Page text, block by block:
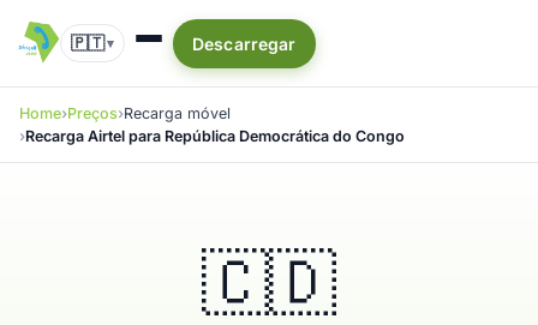
🇵🇹▾ Descarregar
Home Preços Recarga móvel
Recarga Airtel para República Democrática do Congo
🇨🇩